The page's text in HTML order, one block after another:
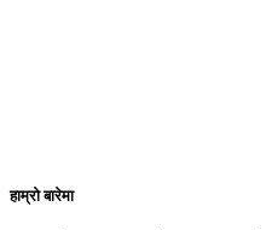
हाम्रो बारेमा